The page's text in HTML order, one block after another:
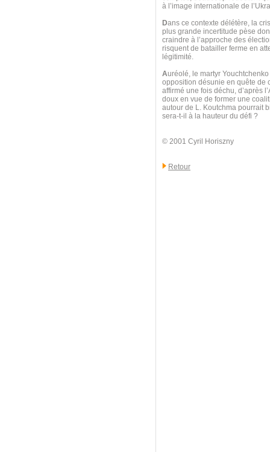
à l’image internationale de
Dans ce contexte délétère, la
plus grande incertitude pèse
craindre à l’approche des
risquent de batailler ferme en
légitimité.
Auréolé, le martyr
opposition désunie en quête de
affirmé une fois déchu, d’après
doux en vue de former une
autour de L. Koutchma pourrait
sera-t-il à la hauteur du défi ?
© 2001 Cyril Horiszny
Retour